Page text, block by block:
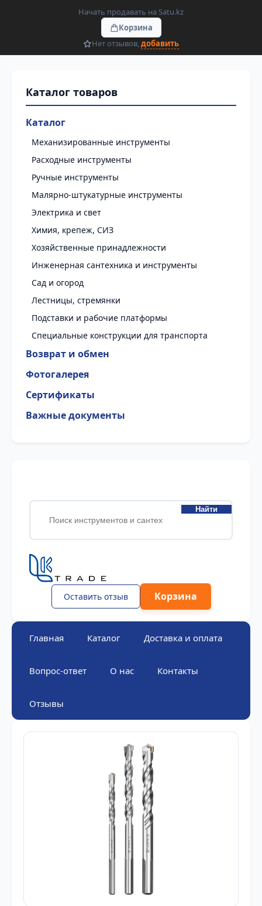
Начать продавать на Satu.kz
Корзина
Нет отзывов,добавить
Каталог
Механизированные инструменты
Расходные инструменты
Ручные инструменты
Малярно-штукатурные инструменты
Электрика и свет
Химия, крепеж, СИЗ
Хозяйственные принадлежности
Инженерная сантехника и инструменты
Сад и огород
Лестницы, стремянки
Подставки и рабочие платформы
Специальные конструкции для транспорта
Возврат и обмен
Фотогалерея
Сертификаты
Важные документы
Найти
Оставить отзыв Корзина
Главная Каталог Доставка и оплата
Вопрос-ответ О нас Контакты
Отзывы